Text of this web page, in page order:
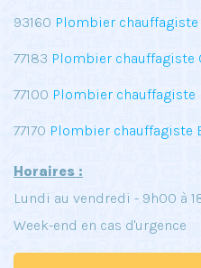
93160 Plombier chauffagiste
77183 Plombier chauffagiste
77100 Plombier chauffagiste
77170 Plombier chauffagiste
Horaires :
Lundi au vendredi - 9h00 à
Week-end en cas d'urgence